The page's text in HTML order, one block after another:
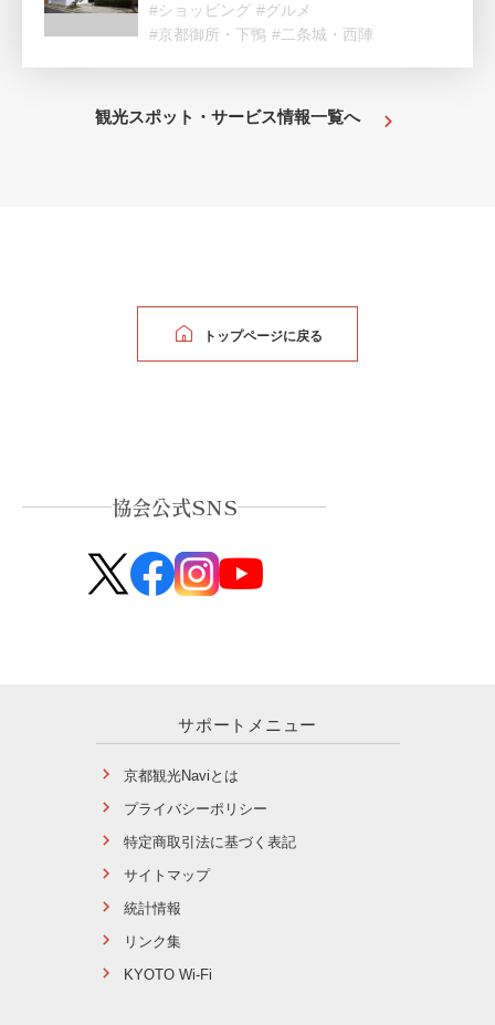
#ショッピング #グルメ
#京都御所・下鴨 #二条城・西陣
観光スポット・サービス情報一覧へ
トップページに戻る
協会公式SNS
サポートメニュー
京都観光Naviとは
プライバシーポリシー
特定商取引法に基づく表記
サイトマップ
統計情報
リンク集
KYOTO Wi-Fi